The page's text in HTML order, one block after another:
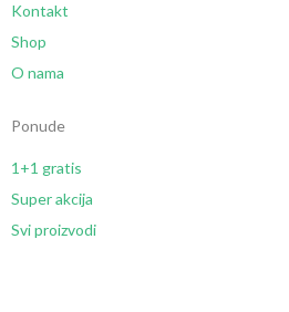
Kontakt
Shop
O nama
Ponude
1+1 gratis
Super akcija
Svi proizvodi